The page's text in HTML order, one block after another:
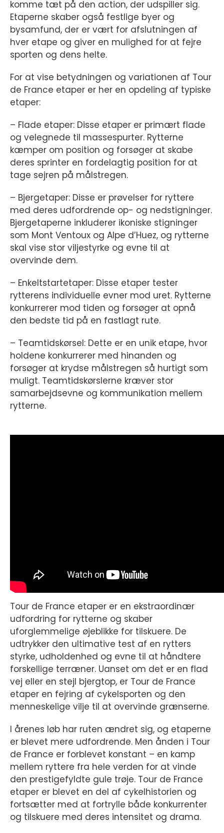
komme tæt på den action, der udspiller sig.
Etaperne skaber også festlige byer og
bysamfund, der er vært for afslutningen af
hver etape og giver en mulighed for at fejre
sporten og dens helte.
For at vise betydningen og variationen af Tour
de France etaper er her en opdeling af typiske
etaper:
– Flade etaper: Disse etaper er primært flade
og velegnede til massespurter. Rytterne
kæmper om position og forsøger at skabe
deres sprinter en fordelagtig position for at
tage sejren på målstregen.
– Bjergetaper: Disse er prøvelser for ryttere
med deres udfordrende op- og nedstigninger.
Bjergetaperne inkluderer ikoniske stigninger
som Mont Ventoux og Alpe d’Huez, og rytterne
skal vise stor viljestyrke og evne til at
overvinde dem.
– Enkeltstartetaper: Disse etaper tester
rytterens individuelle evner mod uret. Rytterne
konkurrerer mod tiden og forsøger at opnå
den bedste tid på en fastlagt rute.
– Teamtidskørsel: Dette er en unik etape, hvor
holdene konkurrerer med hinanden og
forsøger at krydse målstregen så hurtigt som
muligt. Teamtidskørslerne kræver stor
samarbejdsevne og kommunikation mellem
rytterne.
Tour de France etaper er en ekstraordinær
udfordring for rytterne og skaber
uforglemmelige øjeblikke for tilskuere. De
udtrykker den ultimative test af en rytters
styrke, udholdenhed og evne til at håndtere
forskellige terræner. Uanset om det er en flad
vej eller en stejl bjergtop, er Tour de France
etaper en fejring af cykelsporten og den
menneskelige vilje til at overvinde grænserne.
I årenes løb har ruten ændret sig, og etaperne
er blevet mere udfordrende. Men ånden i Tour
de France er forblevet konstant – en kamp
mellem ryttere fra hele verden for at vinde
den prestigefyldte gule trøje. Tour de France
etaper er blevet en del af cykelhistorien og
fortsætter med at fortrylle både konkurrenter
og tilskuere med deres intensitet og drama.